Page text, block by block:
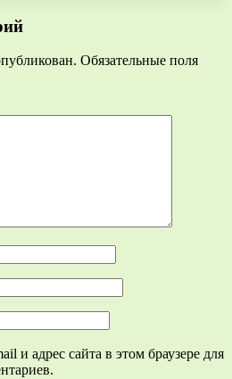
Обязательные поля
и адрес сайта в этом браузере для